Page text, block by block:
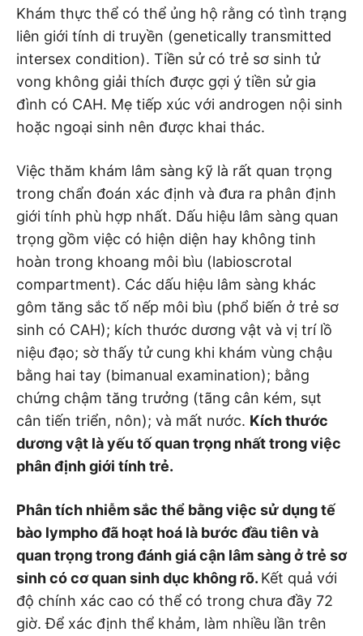
Khám thực thể có thể ủng hộ rằng có tình trạng
liên giới tính di truyền (genetically transmitted
intersex condition). Tiền sử có trẻ sơ sinh tử
vong không giải thích được gợi ý tiền sử gia
đình có CAH. Mẹ tiếp xúc với androgen nội sinh
hoặc ngoại sinh nên được khai thác.
Việc thăm khám lâm sàng kỹ là rất quan trọng
trong chẩn đoán xác định và đưa ra phân định
giới tính phù hợp nhất. Dấu hiệu lâm sàng quan
trọng gồm việc có hiện diện hay không tinh
hoàn trong khoang môi bìu (labioscrotal
compartment). Các dấu hiệu lâm sàng khác
gôm tăng sắc tố nếp môi bìu (phổ biến ở trẻ sơ
sinh có CAH); kích thước dương vật và vị trí lồ
niệu đạo; sờ thấy tử cung khi khám vùng chậu
bằng hai tay (bimanual examination); bằng
chứng chậm tăng trưởng (tãng cân kém, sụt
cân tiến triển, nôn); và mất nước. Kích thước
dương vật là yếu tố quan trọng nhất trong việc
phân định giới tính trẻ.
Phân tích nhiễm sắc thể bằng việc sử dụng tế
bào lympho đã hoạt hoá là bước đầu tiên và
quan trọng trong đánh giá cận lâm sàng ở trẻ sơ
sinh có cơ quan sinh dục không rõ. Kết quả với
độ chính xác cao có thể có trong chưa đầy 72
giờ. Để xác định thể khảm, làm nhiều lần trên